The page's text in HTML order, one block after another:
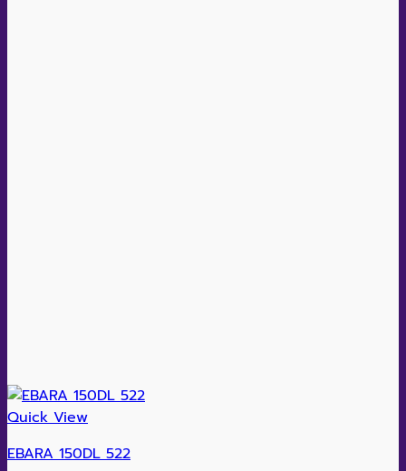
Quick View
EBARA 150DL 522